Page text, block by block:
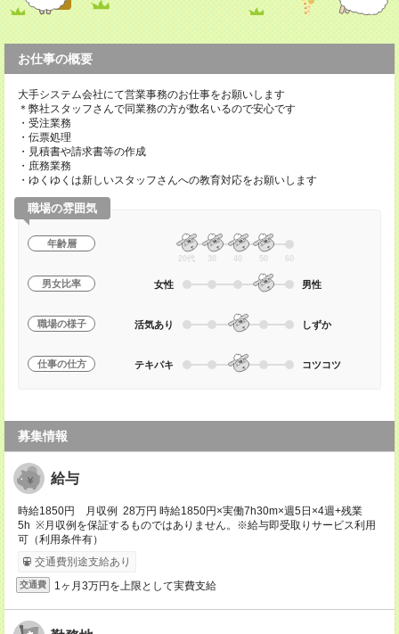
お仕事の概要
大手システム会社にて営業事務のお仕事をお願いします
＊弊社スタッフさんで同業務の方が数名いるので安心です
・受注業務
・伝票処理
・見積書や請求書等の作成
・庶務業務
・ゆくゆくは新しいスタッフさんへの教育対応をお願いします
職場の雰囲気
年齢層
20代 30 40 50 60
男女比率 女性 男性
職場の様子 活気あり しずか
仕事の仕方 テキパキ コツコツ
募集情報
給与
時給1850円 月収例 28万円 時給1850円×実働7h30m×週5日×4週+残業
5h ※月収例を保証するものではありません。※給与即受取りサービス利用
可（利用条件有）
交通費別途支給あり
交通費 1ヶ月3万円を上限として実費支給